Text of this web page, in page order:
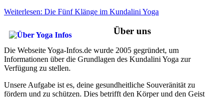
Weiterlesen: Die Fünf Klänge im Kundalini Yoga
Über uns
Die Webseite Yoga-Infos.de wurde 2005 gegründet, um
Informationen über die Grundlagen des Kundalini Yoga zur
Verfügung zu stellen.
Unsere Aufgabe ist es, deine gesundheitliche Souveränität zu
fördern und zu schützen. Dies betrifft den Körper und den Geist